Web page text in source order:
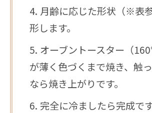
月齢に応じた形状（※表
形します。
オーブントースター（
が薄く色づくまで焼き、触
なら焼き上がりです。
完全に冷ましたら完成です